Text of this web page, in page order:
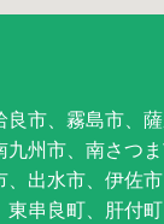
市、霧島市、
州市、南さつ
出水市、伊佐
串良町、肝付